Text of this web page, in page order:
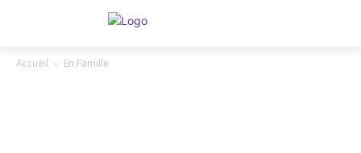
Accueil En Famille